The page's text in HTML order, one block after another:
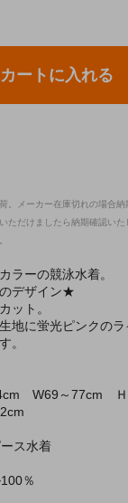
カートに入れる
。メーカー在庫切れの場合納
ただけましたら納期確認いた
ラーの競泳水着。
デザイン★
ット。
地に蛍光ピンクの
。
W69～77cm Ｈ
ス水着
％